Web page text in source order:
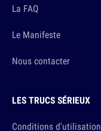
La FAQ
Le Manifeste
Nous contacter
LES TRUCS SÉRIEUX
Conditions d'utilisation